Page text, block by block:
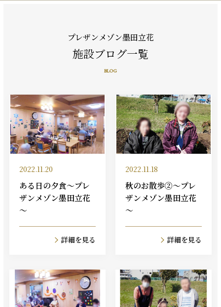
プレザンメゾン墨田立花
施設ブログ一覧
BLOG
2022.11.20
ある日の夕食～プレ
ザンメゾン墨田立花
～
詳細を見る
2022.11.18
秋のお散歩②～プレ
ザンメゾン墨田立花
～
詳細を見る